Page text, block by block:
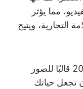
مما يؤثر
التجارية، ويتيح
في هذه القائمة، قمنا بتغطية أفضل 20 قالبًا للصور
تجعل حياتك